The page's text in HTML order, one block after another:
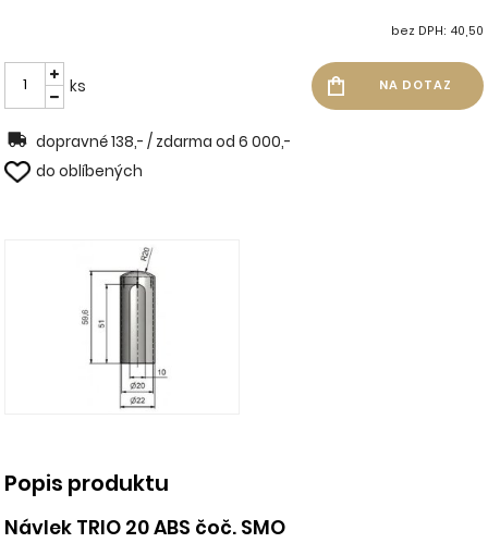
bez DPH: 40,50
ks
dopravné 138,- / zdarma od 6 000,-
do oblíbených
Popis produktu
Návlek TRIO 20 ABS čoč. SMO